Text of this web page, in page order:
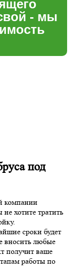
- мы
под
компании
хотите тратить
сроки будет
вносить любые
получит ваше
работы по